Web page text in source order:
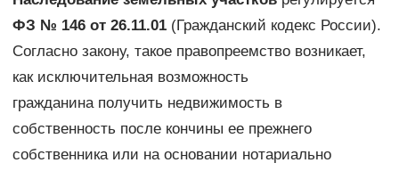
ФЗ № 146 от 26.11.01(Гражданский кодекс России).
Согласно закону, такое правопреемство возникает,
как исключительная возможность
гражданина получить недвижимость в
собственность после кончины ее прежнего
собственника или на основании нотариально